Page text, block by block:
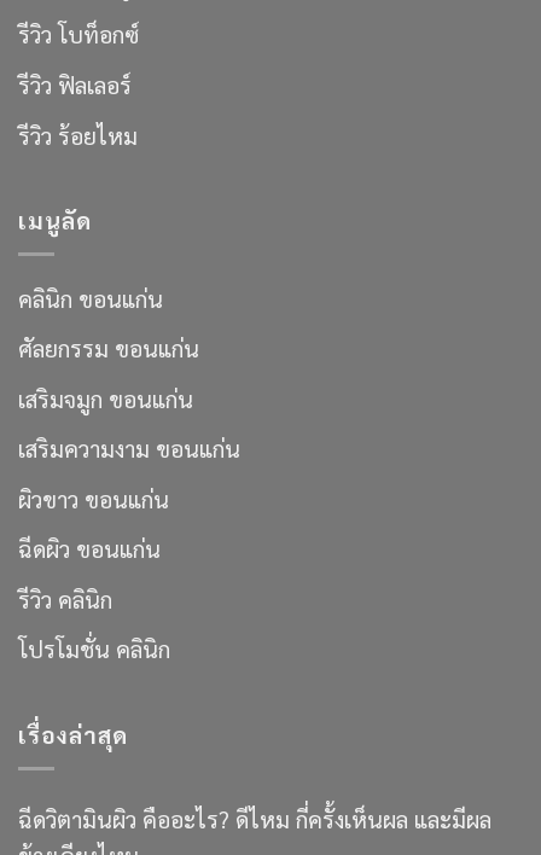
รีวิว โบท็อกซ์
รีวิว ฟิลเลอร์
รีวิว ร้อยไหม
เมนูลัด
คลินิก ขอนแก่น
ศัลยกรรม ขอนแก่น
เสริมจมูก ขอนแก่น
เสริมความงาม ขอนแก่น
ผิวขาว ขอนแก่น
ฉีดผิว ขอนแก่น
รีวิว คลินิก
โปรโมชั่น คลินิก
เรื่องล่าสุด
ฉีดวิตามินผิว คืออะไร? ดีไหม กี่ครั้งเห็นผล และมีผล